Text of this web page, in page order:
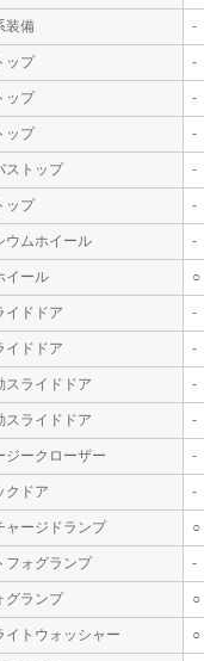
装備 -
ップ -
ップ -
ップ -
ストップ -
ップ -
ウムホイール -
イール ○
イドドア -
イドドア -
スライドドア -
スライドドア -
ジークローザー -
クドア -
ャージドランプ ○
フォグランプ -
グランプ ○
イトウォッシャー ○